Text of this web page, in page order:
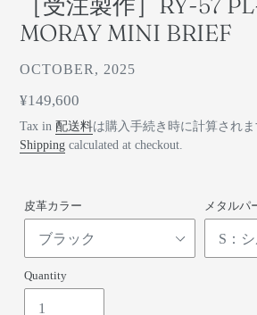
イ
ド
MORAY MINI BRIEF
ベ
ダ
ー
OCTOBER, 2025
通
常
価
¥149,600
Tax in 配送料は購入手続き時に計算されま
Shipping calculated at checkout.
皮革カラー メタルパ
Quantity